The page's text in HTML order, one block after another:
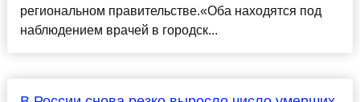
региональном правительстве.«Оба находятся под
наблюдением врачей в городск...